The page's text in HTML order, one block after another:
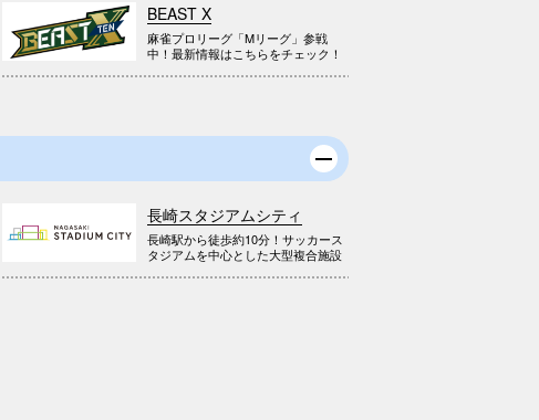
BEAST X
麻雀プロリーグ「Mリーグ」参戦
中！最新情報はこちらをチェック！
長崎スタジアムシティ
長崎駅から徒歩約10分！サッカース
タジアムを中心とした大型複合施設